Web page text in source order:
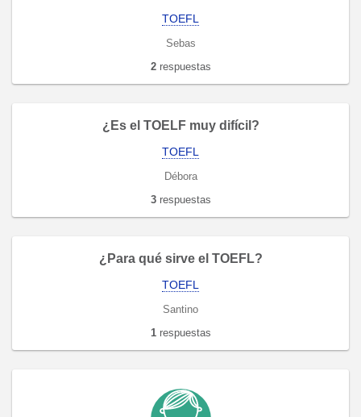
TOEFL
Sebas
2respuestas
¿Es el TOELF muy difícil?
TOEFL
Débora
3respuestas
¿Para qué sirve el TOEFL?
TOEFL
Santino
1respuestas